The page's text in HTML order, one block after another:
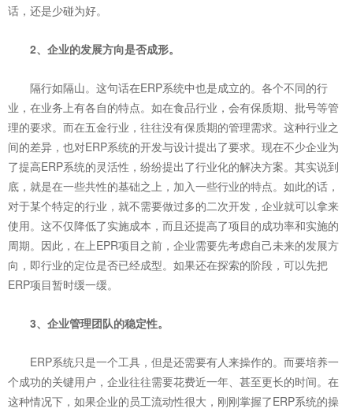
话，还是少碰为好。
2、企业的发展方向是否成形。
隔行如隔山。这句话在ERP系统中也是成立的。各个不同的行
业，在业务上有各自的特点。如在食品行业，会有保质期、批号等管
理的要求。而在五金行业，往往没有保质期的管理需求。这种行业之
间的差异，也对ERP系统的开发与设计提出了要求。现在不少企业为
了提高ERP系统的灵活性，纷纷提出了行业化的解决方案。其实说到
底，就是在一些共性的基础之上，加入一些行业的特点。如此的话，
对于某个特定的行业，就不需要做过多的二次开发，企业就可以拿来
使用。这不仅降低了实施成本，而且还提高了项目的成功率和实施的
周期。因此，在上EPR项目之前，企业需要先考虑自己未来的发展方
向，即行业的定位是否已经成型。如果还在探索的阶段，可以先把
ERP项目暂时缓一缓。
3、企业管理团队的稳定性。
ERP系统只是一个工具，但是还需要有人来操作的。而要培养一
个成功的关键用户，企业往往需要花费近一年、甚至更长的时间。在
这种情况下，如果企业的员工流动性很大，刚刚掌握了ERP系统的操